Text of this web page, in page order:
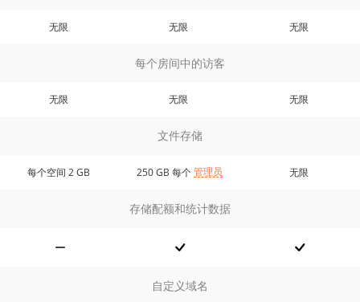
无限 无限 无限
每个房间中的访客
无限 无限 无限
文件存储
每个空间 2 GB 250 GB 每个 管理员 无限
存储配额和统计数据
自定义域名